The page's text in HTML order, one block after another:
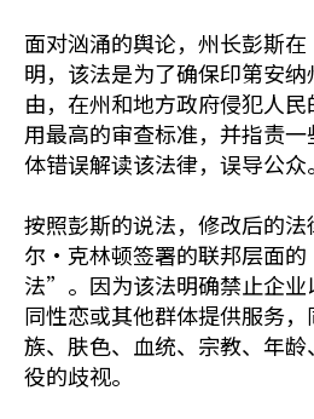
面对汹涌的舆论，州长彭斯
明，该法是为了确保印第安
由，在州和地方政府侵犯人
用最高的审查标准，并指责
体错误解读该法律，误导公众。
按照彭斯的说法，修改后的
尔·克林顿签署的联邦层面
法”。因为该法明确禁止企业
同性恋或其他群体提供服务
族、肤色、血统、宗教、年
役的歧视。